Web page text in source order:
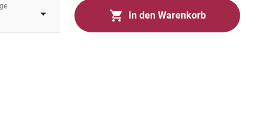
In den Warenkorb